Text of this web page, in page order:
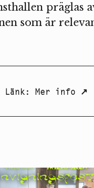
präglas
som är
Länk: Mer info ↗